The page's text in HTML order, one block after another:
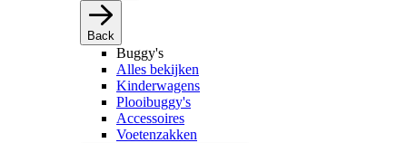
Back
Buggy's
Alles bekijken
Kinderwagens
Plooibuggy's
Accessoires
Voetenzakken